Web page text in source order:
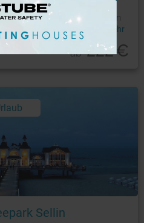
der Holsteinischen
und Seen, die na
mehr
ab 222€
Sellin